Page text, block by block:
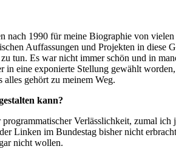
nach 1990 für meine Biographie von
Auffassungen und Projekten in diese
tun. Es war nicht immer schön und in
eine exponierte Stellung gewählt
gehört zu meinem Weg.
kann?
Verlässlichkeit, zumal
Linken im Bundestag bisher nicht
nicht wollen.